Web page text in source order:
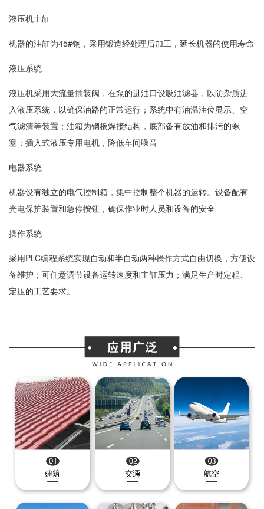
液压机主缸
机器的油缸为45#钢，采用锻造经处理后加工，延长机器的使用寿命
液压系统
液压机采用大流量插装阀，在泵的进油口设吸油滤器，以防杂质进
入液压系统，以确保油路的正常运行；系统中有油温油位显示、空
气滤清等装置；油箱为钢板焊接结构，底部备有放油和排污的螺
塞；插入式液压专用电机，降低车间噪音
电器系统
机器设有独立的电气控制箱，集中控制整个机器的运转。设备配有
光电保护装置和急停按钮，确保作业时人员和设备的安全
操作系统
采用PLC编程系统实现自动和半自动两种操作方式自由切换，方便设
备维护；可任意调节设备运转速度和主缸压力；满足生产时定程、
定压的工艺要求。